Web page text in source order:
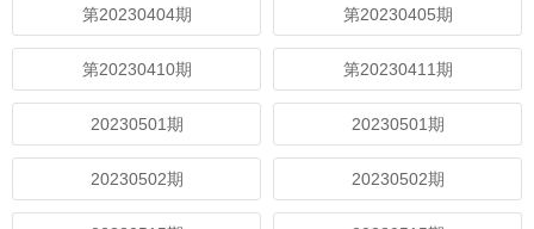
第20230404期 第20230405期
第20230410期 第20230411期
20230501期 20230501期
20230502期 20230502期